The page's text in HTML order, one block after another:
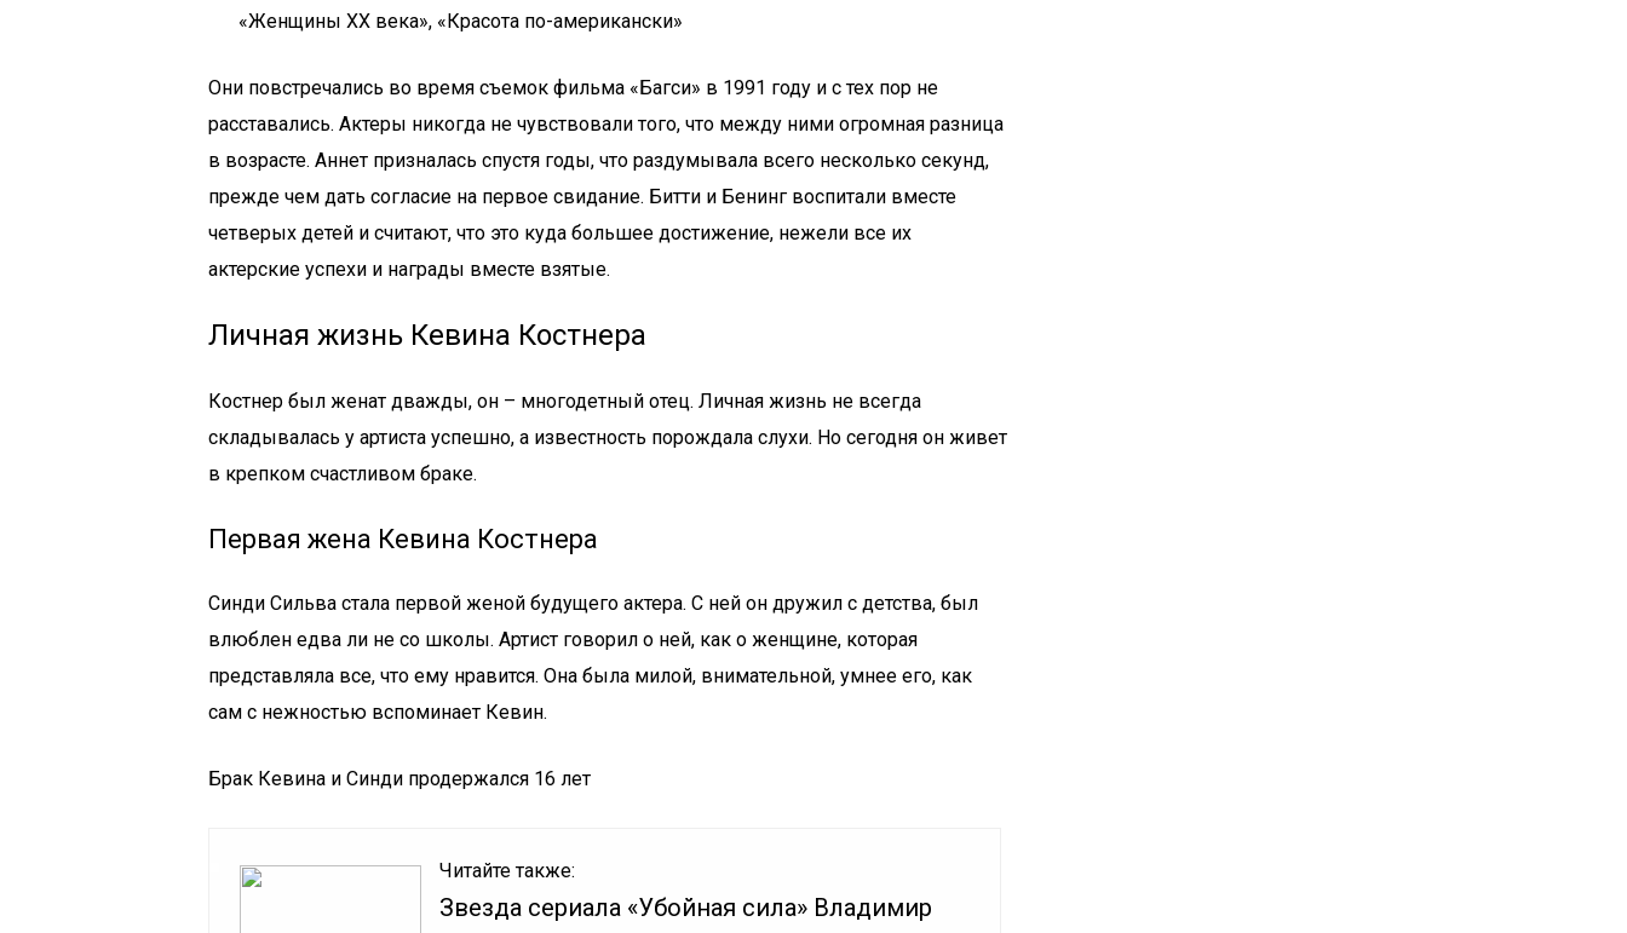
«Женщины ХХ века», «Красота по-американски»
Они повстречались во время съемок фильма «Багси» в 1991 году и с тех пор не
расставались. Актеры никогда не чувствовали того, что между ними огромная разница
в возрасте. Аннет призналась спустя годы, что раздумывала всего несколько секунд,
прежде чем дать согласие на первое свидание. Битти и Бенинг воспитали вместе
четверых детей и считают, что это куда большее достижение, нежели все их
актерские успехи и награды вместе взятые.
Личная жизнь Кевина Костнера
Костнер был женат дважды, он – многодетный отец. Личная жизнь не всегда
складывалась у артиста успешно, а известность порождала слухи. Но сегодня он живет
в крепком счастливом браке.
Первая жена Кевина Костнера
Синди Сильва стала первой женой будущего актера. С ней он дружил с детства, был
влюблен едва ли не со школы. Артист говорил о ней, как о женщине, которая
представляла все, что ему нравится. Она была милой, внимательной, умнее его, как
сам с нежностью вспоминает Кевин.
Брак Кевина и Синди продержался 16 лет
Читайте также:
Звезда сериала «Убойная сила» Владимир